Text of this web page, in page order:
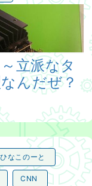
PCみたいだろ?
立派なタ
んだぜ？
ひなこのーと
CNN